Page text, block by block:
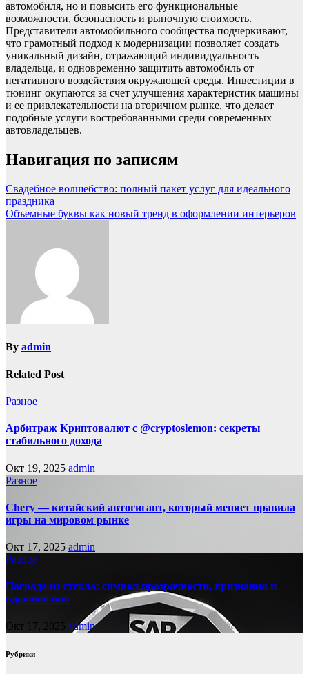
автомобиля, но и повысить его функциональные
возможности, безопасность и рыночную стоимость.
Представители автомобильного сообщества подчеркивают,
что грамотный подход к модернизации позволяет создать
уникальный дизайн, отражающий индивидуальность
владельца, и одновременно защитить автомобиль от
негативного воздействия окружающей среды. Инвестиции в
тюнинг окупаются за счет улучшения характеристик машины
и ее привлекательности на вторичном рынке, что делает
подобные услуги востребованными среди современных
автовладельцев.
Навигация по записям
Свадебное волшебство: полный пакет услуг для идеального
праздника
Объемные буквы как новый тренд в оформлении интерьеров
By admin
Related Post
Разное
Арбитраж Криптовалют с @cryptoslemon: секреты
стабильного дохода
Окт 19, 2025 admin
Разное
Chery — китайский автогигант, который меняет правила
игры на мировом рынке
Окт 17, 2025 admin
Разное
Награда из стекла: символ прозрачности, признания и
вдохновения
Окт 17, 2025 admin
Рубрики